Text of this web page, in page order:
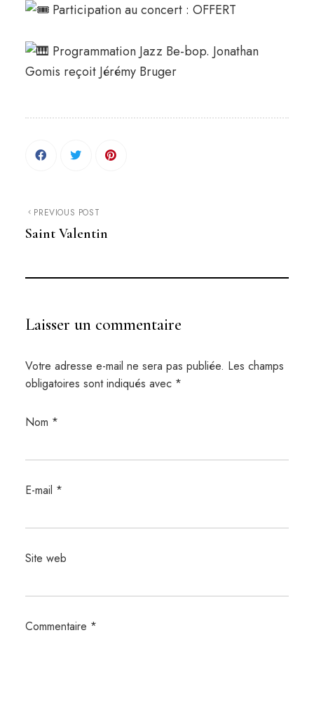
Participation au concert : OFFERT
Programmation Jazz Be-bop. Jonathan
Gomis reçoit Jérémy Bruger
PREVIOUS POST
Saint Valentin
Laisser un commentaire
Votre adresse e-mail ne sera pas publiée. Les champs
obligatoires sont indiqués avec *
Nom *
E-mail *
Site web
Commentaire *